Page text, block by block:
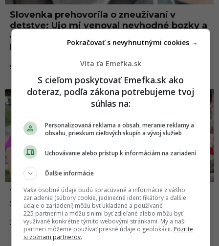
Slovenka prehovorila o zneužívaní v
detstve: Ujo mi venoval nevhodné bozky a
dotýkal sa ma na miestach, kde by nemal.
Najhoršie sa dialo v noci
SLOVENSKO
15 fotiek dokazujúcich, že humor je
základom prežitia v každej rodine
ZÁBAVA 05.11.2017
Víta ťa Emefka.sk
S cieľom poskytovať Emefka.sk ako
doteraz, podľa zákona potrebujeme tvoj
súhlas na:
Personalizovaná reklama a obsah, meranie reklamy a
obsahu, prieskum cieľových skupín a vývoj služieb
Uchovávanie alebo prístup k informáciám na zariadení
Ďalšie informácie
Vaše osobné údaje budú spracúvané a informácie z vášho
zariadenia (súbory cookie, jedinečné identifikátory a ďalšie
údaje o zariadení) môžu byť ukladané a používané
225 partnermi a môžu s nimi byť zdieľané alebo môžu byť
využívané konkrétne týmito webovými stránkami. My a naši
partneri môžeme používať presné údaje o geolokácii. Pozrite
si zoznam partnerov.
Pokračovať s nevyhnutnými cookies →